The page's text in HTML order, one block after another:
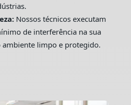
Nossos técnicos executam
de interferência na sua
limpo e protegido.